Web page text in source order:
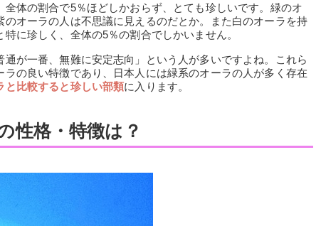
体の割合で5％ほどしかおらず、とても珍しいです。緑のオ
オーラの人は不思議に見えるのだとか。また白のオーラを持
に珍しく、全体の5％の割合でしかいません。
が一番、無難に安定志向」という人が多いですよね。これら
の良い特徴であり、日本人には緑系のオーラの人が多く存在
と比較すると珍しい部類に入ります。
性格・特徴は？